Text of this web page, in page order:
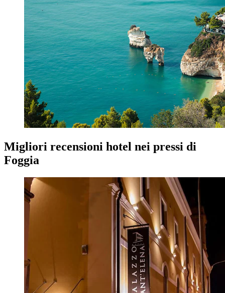
Migliori recensioni hotel nei pressi di
Foggia